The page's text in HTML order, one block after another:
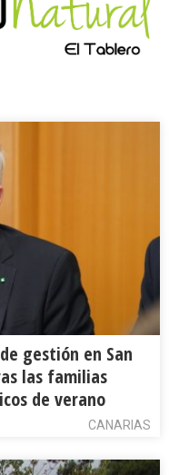
gestión en San
las familias
de verano
CANARIAS